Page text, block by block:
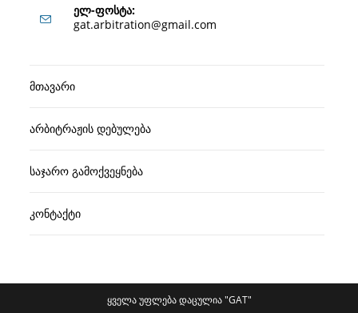
in
application
ელ-ფოსტა:
gat.arbitration@gmail.com
მთავარი
არბიტრაჟის დებულება
საჯარო გამოქვეყნება
კონტაქტი
ყველა უფლება დაცულია "GAT"